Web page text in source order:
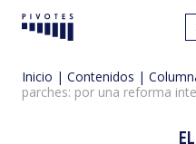
Pivotes
Inicio | Contenidos |
parches: por una reforma